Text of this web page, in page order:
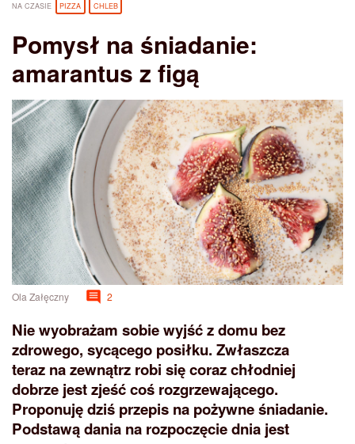
NA CZASIE PIZZA CHLEB
Pomysł na śniadanie:
amarantus z figą
Ola Załęczny 2
Nie wyobrażam sobie wyjść z domu bez
zdrowego, sycącego posiłku. Zwłaszcza
teraz na zewnątrz robi się coraz chłodniej
dobrze jest zjeść coś rozgrzewającego.
Proponuję dziś przepis na pożywne śniadanie.
Podstawą dania na rozpoczęcie dnia jest